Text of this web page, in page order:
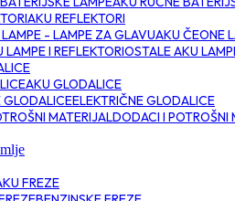
AKU REFLEKTORI
AKU ČEONE
OSTALE AKU
AKU GLODALICE
ELEKTRIČNE GLODALICE
DODACI I POTROŠNI
FREZE